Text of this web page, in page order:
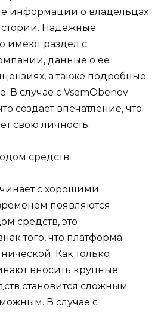
информации о владельцах
Надежные
имеют раздел с
данные о ее
а также подробные
В случае с VsemObenov
создает впечатление, что
свою личность.
средств
с хорошими
появляются
средств, это
того, что платформа
Как только
вносить крупные
становится сложным
В случае с